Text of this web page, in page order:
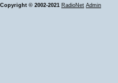
Copyright © 2002-2021 RadioNet Admin